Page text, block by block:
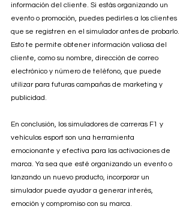
información del cliente. Si estás organizando un
evento o promoción, puedes pedirles a los clientes
que se registren en el simulador antes de probarlo.
Esto te permite obtener información valiosa del
cliente, como su nombre, dirección de correo
electrónico y número de teléfono, que puede
utilizar para futuras campañas de marketing y
publicidad.
En conclusión, los simuladores de carreras F1 y
vehículos esport son una herramienta
emocionante y efectiva para las activaciones de
marca. Ya sea que esté organizando un evento o
lanzando un nuevo producto, incorporar un
simulador puede ayudar a generar interés,
emoción y compromiso con su marca.